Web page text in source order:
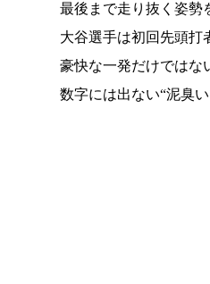
最後まで走り抜く姿勢
大谷選手は初回先頭打
豪快な一発だけではな
数字には出ない“泥臭